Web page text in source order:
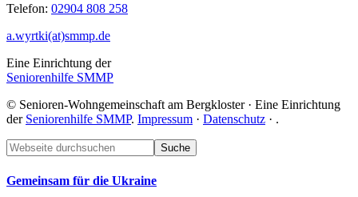
Telefon: 02904 808 258
a.wyrtki(at)smmp.de
Eine Einrichtung der
Seniorenhilfe SMMP
© Senioren-Wohngemeinschaft am Bergkloster · Eine Einrichtung
der Seniorenhilfe SMMP. Impressum · Datenschutz · .
Footer
Webseite
durchsuchen
Gemeinsam für die Ukraine